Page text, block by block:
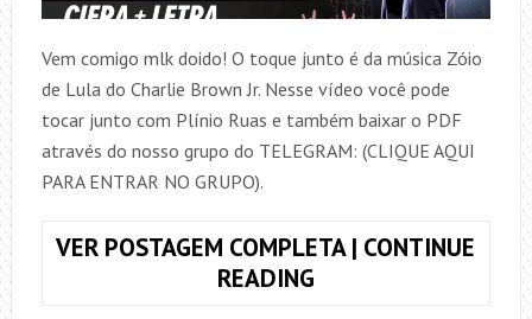
Vem comigo mlk doido! O toque junto é da música Zóio
de Lula do Charlie Brown Jr. Nesse vídeo você pode
tocar junto com Plínio Ruas e também baixar o PDF
através do nosso grupo do TELEGRAM: (CLIQUE AQUI
PARA ENTRAR NO GRUPO).
VER POSTAGEM COMPLETA | CONTINUE
READINGTOQUE